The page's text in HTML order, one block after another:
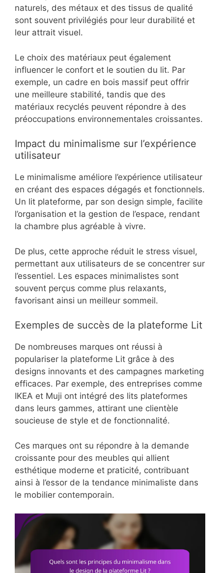
naturels, des métaux et des tissus de qualité
sont souvent privilégiés pour leur durabilité et
leur attrait visuel.
Le choix des matériaux peut également
influencer le confort et le soutien du lit. Par
exemple, un cadre en bois massif peut offrir
une meilleure stabilité, tandis que des
matériaux recyclés peuvent répondre à des
préoccupations environnementales croissantes.
Impact du minimalisme sur l’expérience
utilisateur
Le minimalisme améliore l’expérience utilisateur
en créant des espaces dégagés et fonctionnels.
Un lit plateforme, par son design simple, facilite
l’organisation et la gestion de l’espace, rendant
la chambre plus agréable à vivre.
De plus, cette approche réduit le stress visuel,
permettant aux utilisateurs de se concentrer sur
l’essentiel. Les espaces minimalistes sont
souvent perçus comme plus relaxants,
favorisant ainsi un meilleur sommeil.
Exemples de succès de la plateforme Lit
De nombreuses marques ont réussi à
populariser la plateforme Lit grâce à des
designs innovants et des campagnes marketing
efficaces. Par exemple, des entreprises comme
IKEA et Muji ont intégré des lits plateformes
dans leurs gammes, attirant une clientèle
soucieuse de style et de fonctionnalité.
Ces marques ont su répondre à la demande
croissante pour des meubles qui allient
esthétique moderne et praticité, contribuant
ainsi à l’essor de la tendance minimaliste dans
le mobilier contemporain.